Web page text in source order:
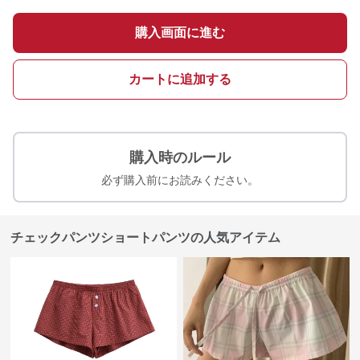
購入画面に進む
カートに追加する
購入時のルール
必ず購入前にお読みください。
チェックパンツショートパンツの人気アイテム